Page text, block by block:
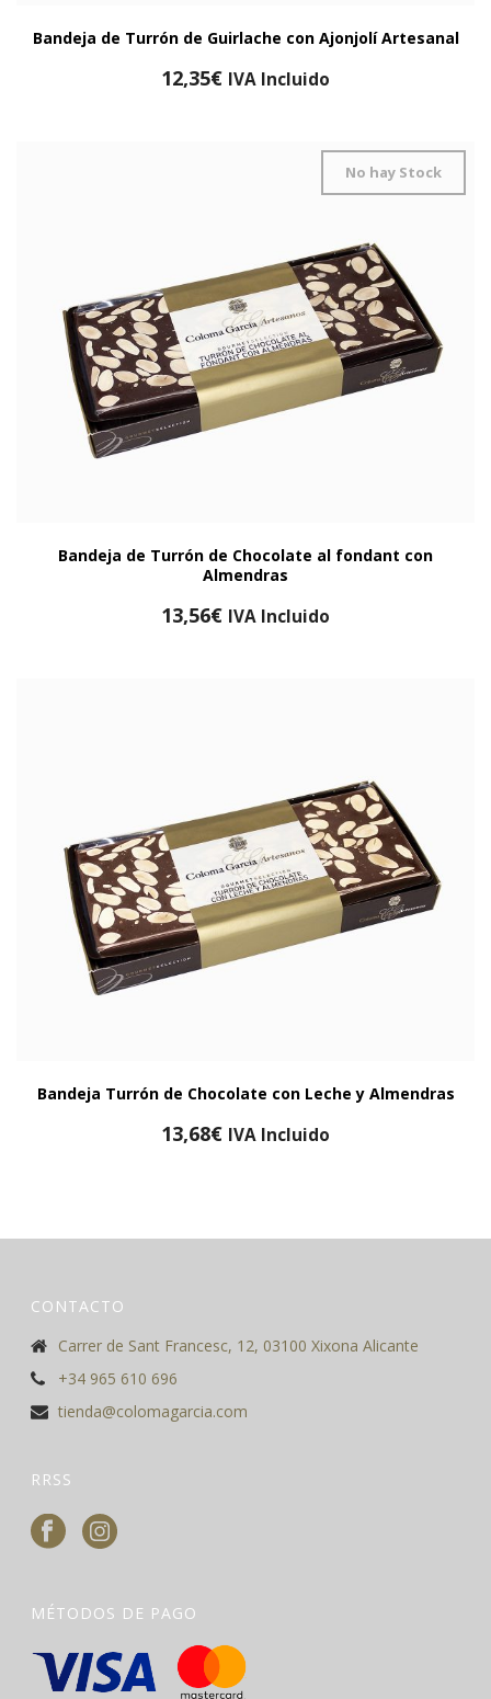
Bandeja de Turrón de Guirlache con Ajonjolí Artesanal
12,35€ IVA Incluido
Bandeja de Turrón de Chocolate al fondant con
Almendras
No hay Stock
13,56€ IVA Incluido
Bandeja Turrón de Chocolate con Leche y Almendras
13,68€ IVA Incluido
CONTACTO
Carrer de Sant Francesc, 12, 03100 Xixona Alicante
+34 965 610 696
tienda@colomagarcia.com
RRSS
MÉTODOS DE PAGO